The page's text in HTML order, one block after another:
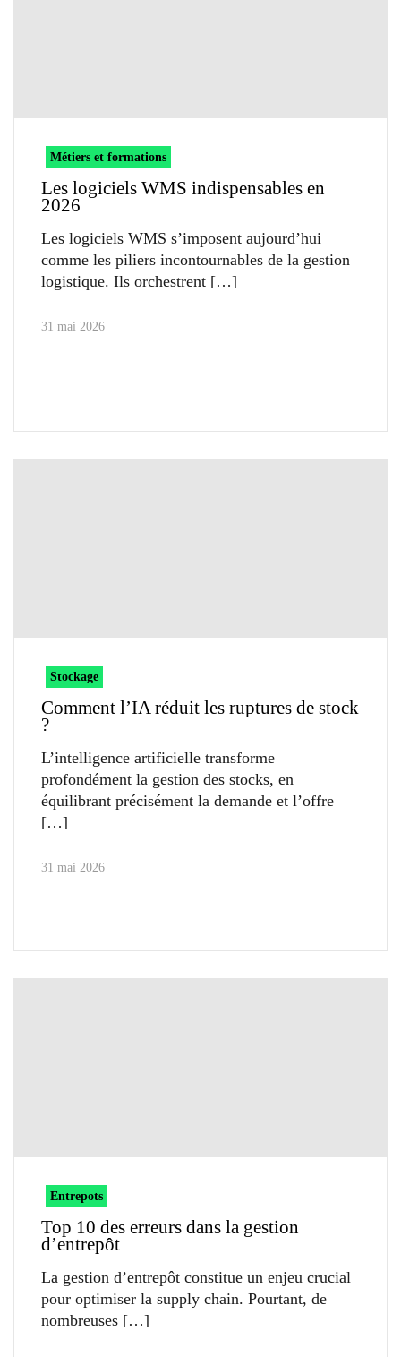
Métiers et formations
Les logiciels WMS indispensables en
2026
Les logiciels WMS s’imposent aujourd’hui
comme les piliers incontournables de la gestion
logistique. Ils orchestrent
31 mai 2026
Stockage
Comment l’IA réduit les ruptures de stock
?
L’intelligence artificielle transforme
profondément la gestion des stocks, en
équilibrant précisément la demande et l’offre
31 mai 2026
Entrepots
Top 10 des erreurs dans la gestion
d’entrepôt
La gestion d’entrepôt constitue un enjeu crucial
pour optimiser la supply chain. Pourtant, de
nombreuses